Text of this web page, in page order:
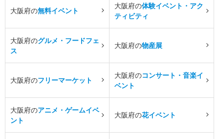
大阪府の無料イベント
大阪府の体験イベント・アク
ティビティ
大阪府のグルメ・フードフェ
ス
大阪府の物産展
大阪府のフリーマーケット
大阪府のコンサート・音楽イ
ベント
大阪府のアニメ・ゲームイベ
ント
大阪府の花イベント